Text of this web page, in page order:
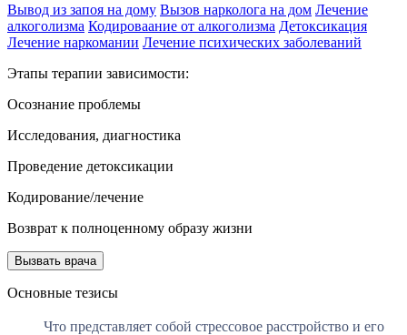
Вывод из запоя на дому Вызов нарколога на дом Лечение
алкоголизма Кодироваание от алкоголизма Детоксикация
Лечение наркомании Лечение психических заболеваний
Этапы терапии зависимости:
Осознание проблемы
Исследования, диагностика
Проведение детоксикации
Кодирование/лечение
Возврат к полноценному образу жизни
Вызвать врача
Основные тезисы
Что представляет собой стрессовое расстройство и его